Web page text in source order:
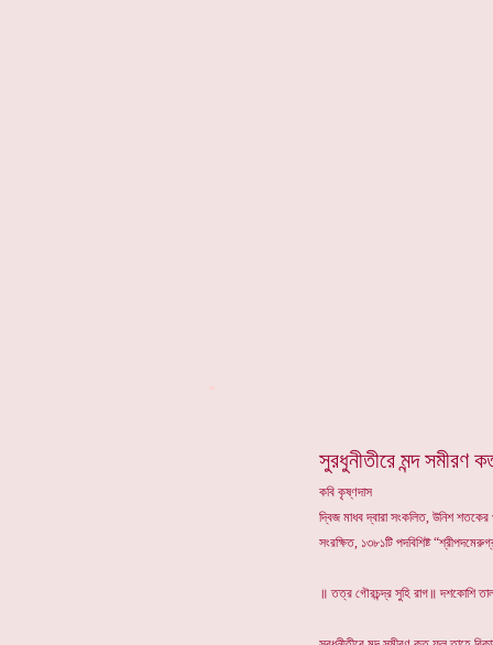
সুরধুনীতীরে মন্দ সমীরণ
কবি কৃষ্ণদাস
দ্বিজ মাধব দ্বারা সংকলিত, উনিশ শতকের
সংরক্ষিত, ১৩৮১টি পদবিশিষ্ট
॥ তত্র গৌরচন্দ্র সুহি রাগ॥ দশকোশি